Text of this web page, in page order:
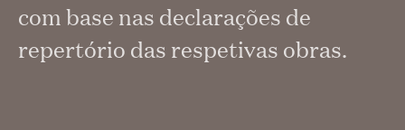
com base nas declarações de
repertório das respetivas obras.